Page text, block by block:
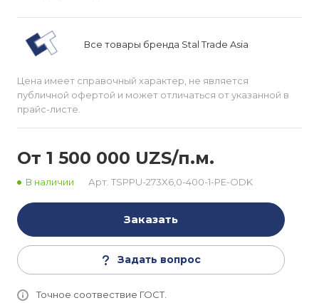
Все товары бренда Stal Trade Asia
Цена имеет справочный характер, не является
публичной офертой и может отличаться от указанной в
прайс-листе.
От 1 500 000 UZS/п.м.
В наличии Арт. TSPPU-273X6,0-400-1-PE-ODK
Заказать
Задать вопрос
Точное соотвествие ГОСТ.